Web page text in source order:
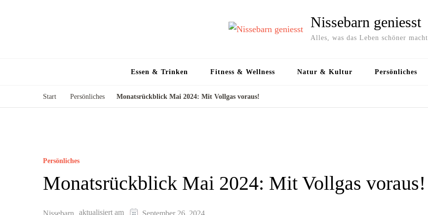
Nissebarn geniesst
Alles, was das Leben schöner macht
Essen & Trinken Fitness & Wellness Natur & Kultur Persönliches
Start Persönliches Monatsrückblick Mai 2024: Mit Vollgas voraus!
Persönliches
Monatsrückblick Mai 2024: Mit Vollgas voraus!
Nissebarn aktualisiert am September 26, 2024